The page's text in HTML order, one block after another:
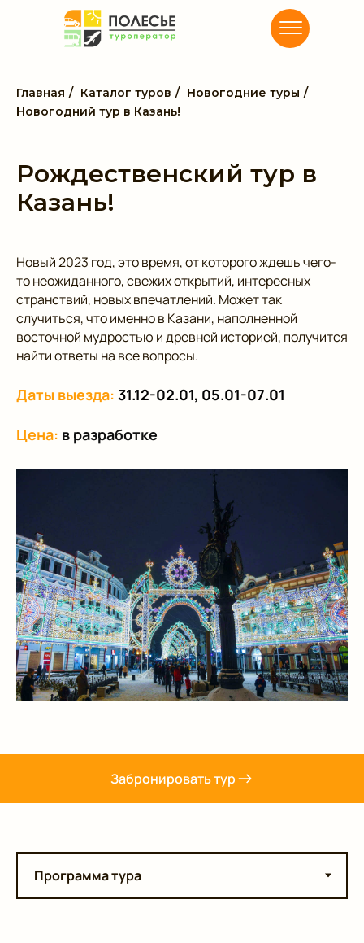
Главная / Каталог туров / Новогодние туры /
Новогодний тур в Казань!
Рождественский тур в
Казань!
Новый 2023 год, это время, от которого ждешь чего-
то неожиданного, свежих открытий, интересных
странствий, новых впечатлений. Может так
случиться, что именно в Казани, наполненной
восточной мудростью и древней историей, получится
найти ответы на все вопросы.
Даты выезда: 31.12-02.01, 05.01-07.01
Цена: в разработке
Забронировать тур